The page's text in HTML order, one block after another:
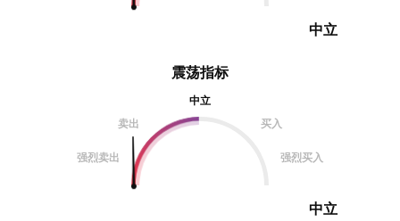
震荡指标
中立
卖出
买入
强烈卖出 强烈买入
中立
中立